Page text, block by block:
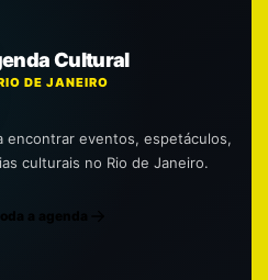
Cultural
DE JANEIRO
encontrar eventos, espetáculos,
culturais no Rio de Janeiro.
a agenda